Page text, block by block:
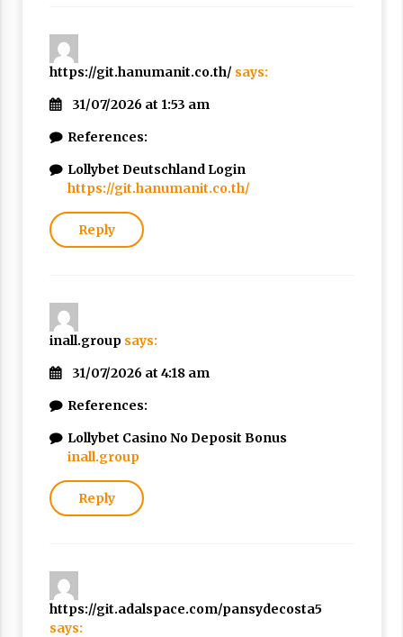
https://git.hanumanit.co.th/ says:
31/07/2026 at 1:53 am
References:
Lollybet Deutschland Login
https://git.hanumanit.co.th/
Reply
inall.group says:
31/07/2026 at 4:18 am
References:
Lollybet Casino No Deposit Bonus
inall.group
Reply
https://git.adalspace.com/pansydecosta5
says: